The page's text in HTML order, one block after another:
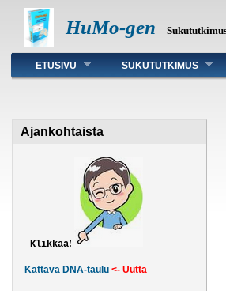
HuMo-gen
Päävalikko
ETUSIVU SUKUTUTKIMUS
Ajankohtaista
Klikkaa!
Kattava DNA-taulu <- Uutta